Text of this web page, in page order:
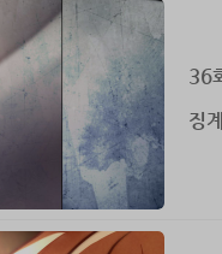
36
징